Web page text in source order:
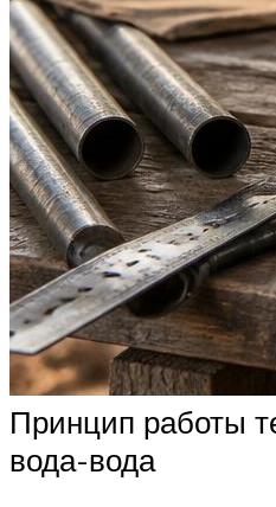
Принцип работы
вода-вода